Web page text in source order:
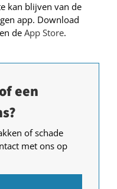
kan blijven van de
app. Download
en de App Store.
een
of schade
met ons op